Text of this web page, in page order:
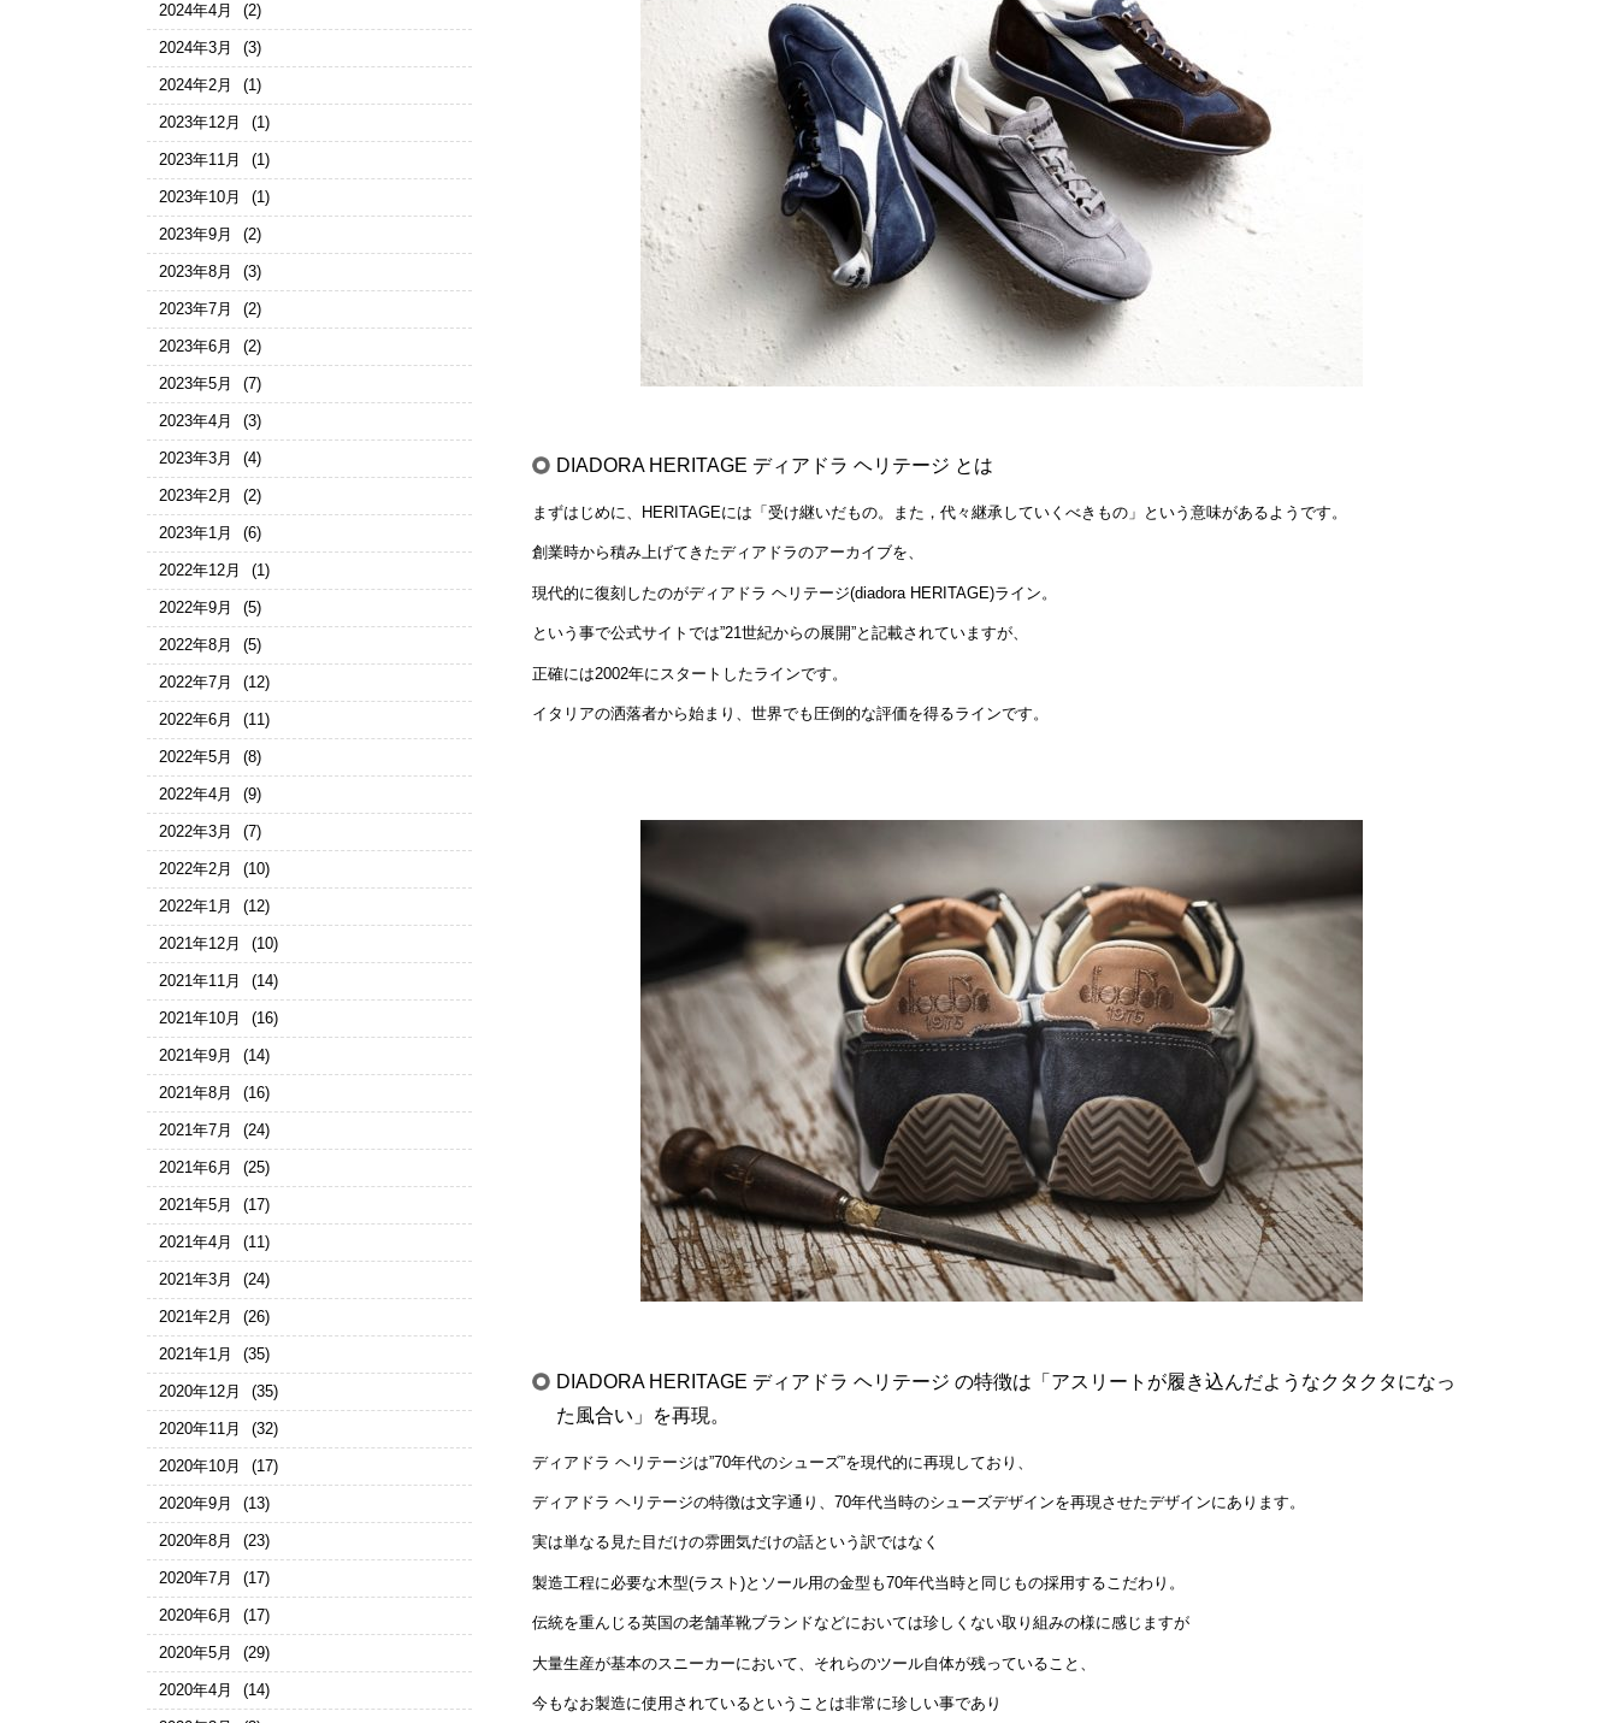
DIADORA HERITAGE ディアドラ ヘリテージ とは
まずはじめに、HERITAGEには「受け継いだもの。また，代々継承していくべきもの」という意味があるようです。
創業時から積み上げてきたディアドラのアーカイブを、
現代的に復刻したのがディアドラ ヘリテージ(diadora HERITAGE)ライン。
という事で公式サイトでは”21世紀からの展開”と記載されていますが、
正確には2002年にスタートしたラインです。
イタリアの洒落者から始まり、世界でも圧倒的な評価を得るラインです。
DIADORA HERITAGE ディアドラ ヘリテージ の特徴は「アスリートが履き込んだようなクタクタになっ
た風合い」を再現。
ディアドラ ヘリテージは”70年代のシューズ”を現代的に再現しており、
ディアドラ ヘリテージの特徴は文字通り、70年代当時のシューズデザインを再現させたデザインにあります。
実は単なる見た目だけの雰囲気だけの話という訳ではなく
製造工程に必要な木型(ラスト)とソール用の金型も70年代当時と同じもの採用するこだわり。
伝統を重んじる英国の老舗革靴ブランドなどにおいては珍しくない取り組みの様に感じますが
大量生産が基本のスニーカーにおいて、それらのツール自体が残っていること、
今もなお製造に使用されているということは非常に珍しい事であり
2024年4月 (2)
2024年3月 (3)
2024年2月 (1)
2023年12月 (1)
2023年11月 (1)
2023年10月 (1)
2023年9月 (2)
2023年8月 (3)
2023年7月 (2)
2023年6月 (2)
2023年5月 (7)
2023年4月 (3)
2023年3月 (4)
2023年2月 (2)
2023年1月 (6)
2022年12月 (1)
2022年9月 (5)
2022年8月 (5)
2022年7月 (12)
2022年6月 (11)
2022年5月 (8)
2022年4月 (9)
2022年3月 (7)
2022年2月 (10)
2022年1月 (12)
2021年12月 (10)
2021年11月 (14)
2021年10月 (16)
2021年9月 (14)
2021年8月 (16)
2021年7月 (24)
2021年6月 (25)
2021年5月 (17)
2021年4月 (11)
2021年3月 (24)
2021年2月 (26)
2021年1月 (35)
2020年12月 (35)
2020年11月 (32)
2020年10月 (17)
2020年9月 (13)
2020年8月 (23)
2020年7月 (17)
2020年6月 (17)
2020年5月 (29)
2020年4月 (14)